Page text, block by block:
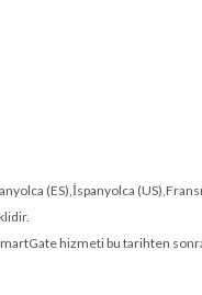
(ES),İspanyolca
hizmeti bu tarihten